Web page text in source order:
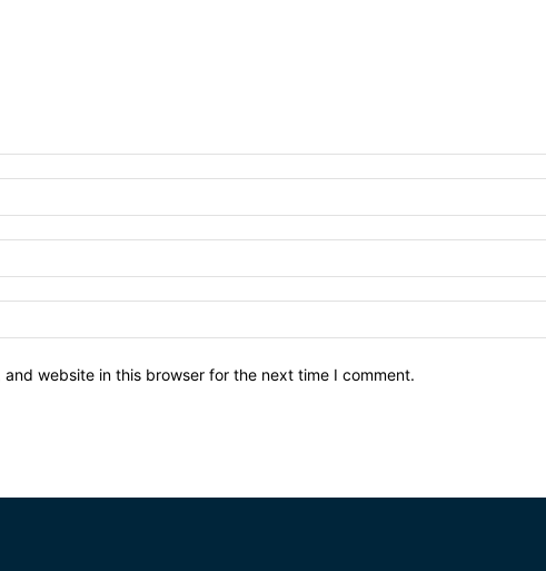
and website in this browser for the next time I comment.